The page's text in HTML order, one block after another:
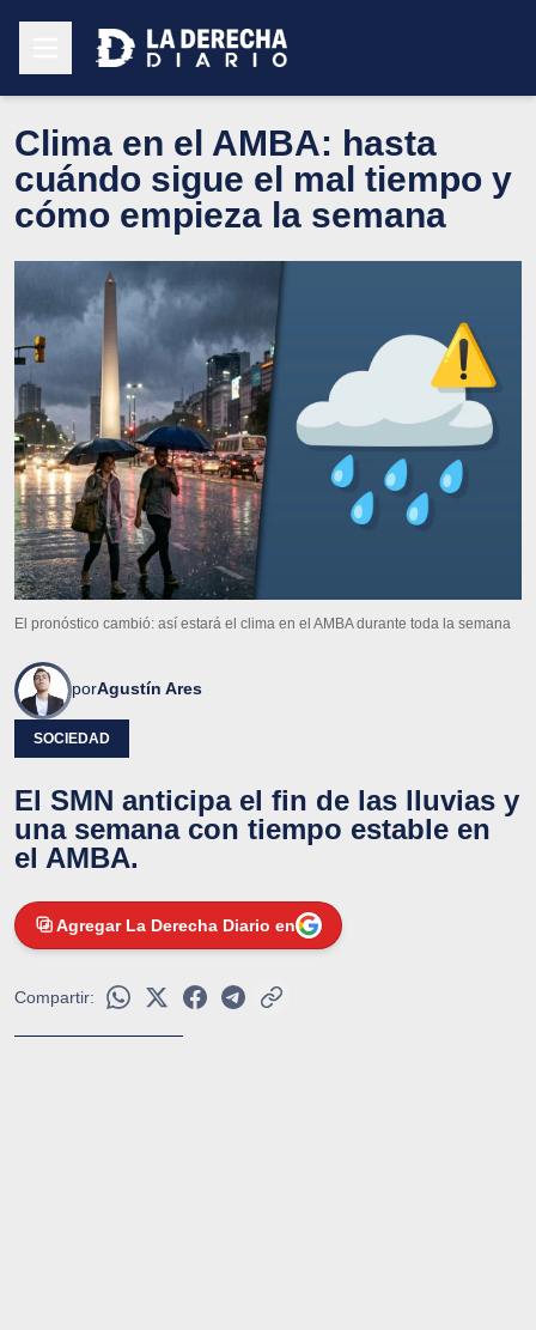
Clima en el AMBA: hasta
cuándo sigue el mal tiempo y
cómo empieza la semana
El pronóstico cambió: así estará el clima en el AMBA durante toda la semana
porAgustín Ares
SOCIEDAD
El SMN anticipa el fin de las lluvias y
una semana con tiempo estable en
el AMBA.
Agregar La Derecha Diario en
Compartir: